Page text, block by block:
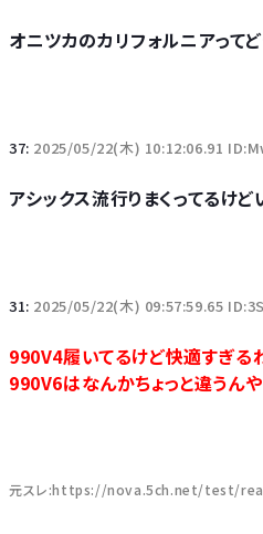
オニツカのカリフォルニアって
37: 2025/05/22(木) 10:12:06.91
アシックス流行りまくってるけ
31: 2025/05/22(木) 09:57:59.65
990V4履いてるけど快適すぎる
990V6はなんかちょっと違うんや
元スレ:https://nova.5ch.net/test/